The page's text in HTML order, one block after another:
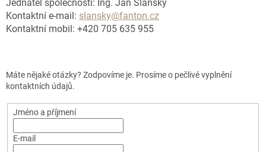
Jednatel společností: Ing. Jan Slánský
Kontaktní e-mail: slansky@fanton.cz
Kontaktní mobil: +420 705 635 955
Máte nějaké otázky? Zodpovíme je. Prosíme o pečlivé vyplnění
kontaktních údajů.
Jméno a příjmení
E-mail